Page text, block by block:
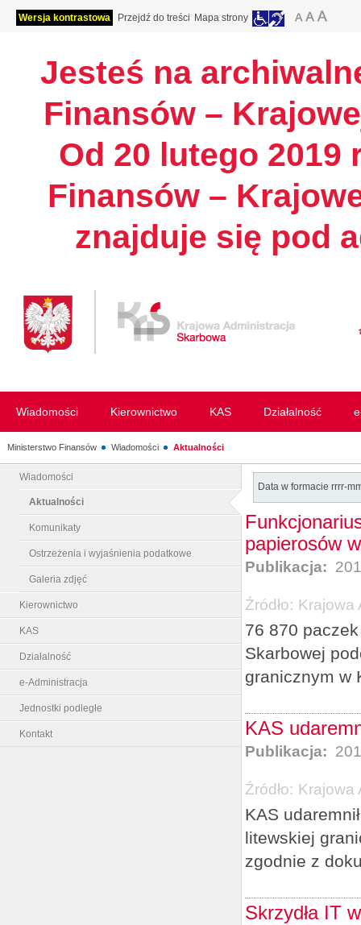
Wersja kontrastowa Przejdź do treści Mapa strony
Jesteś na
Finansów –
Od 20 lutego 2019
Finansów –
znajduje się pod
Wiadomości Kierownictwo KAS Działalność
Ministerstwo Finansów Wiadomości Aktualności
Wiadomości
Aktualności
Komunikaty
Ostrzeżenia i wyjaśnienia podatkowe
Galeria zdjęć
Kierownictwo
KAS
Działalność
e-Administracja
Jednostki podległe
Kontakt
Data w formacie rrrr-
papierosów
Publikacja:
Źródło: Krajowa
76 870
Skarbowej
granicznym w
KAS
Publikacja:
Źródło: Krajowa
KAS
litewskiej
zgodnie z
Skrzydła IT